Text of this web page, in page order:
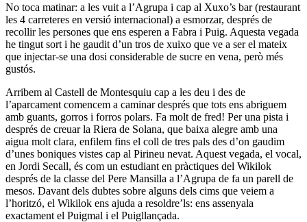
No toca matinar: a les vuit a l’Agrupa i cap al Xuxo’s bar (restaurant
les 4 carreteres en versió internacional) a esmorzar, després de
recollir les persones que ens esperen a Fabra i Puig. Aquesta vegada
he tingut sort i he gaudit d’un tros de xuixo que ve a ser el mateix
que injectar-se una dosi considerable de sucre en vena, però més
gustós.
Arribem al Castell de Montesquiu cap a les deu i des de
l’aparcament comencem a caminar després que tots ens abriguem
amb guants, gorros i forros polars. Fa molt de fred! Per una pista i
després de creuar la Riera de Solana, que baixa alegre amb una
aigua molt clara, enfilem fins el coll de tres pals des d’on gaudim
d’unes boniques vistes cap al Pirineu nevat. Aquest vegada, el vocal,
en Jordi Secall, és com un estudiant en pràctiques del Wikilok
després de la classe del Pere Mansilla a l’Agrupa de fa un parell de
mesos. Davant dels dubtes sobre alguns dels cims que veiem a
l’horitzó, el Wikilok ens ajuda a resoldre’ls: ens assenyala
exactament el Puigmal i el Puigllançada.